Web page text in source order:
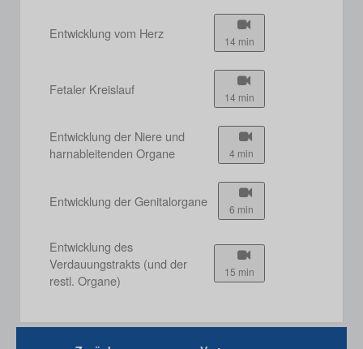
Entwicklung vom Herz 14 min
Fetaler Kreislauf 14 min
Entwicklung der Niere und
harnableitenden Organe
4 min
Entwicklung der Genitalorgane 6 min
Entwicklung des
Verdauungstrakts (und der
restl. Organe)
15 min